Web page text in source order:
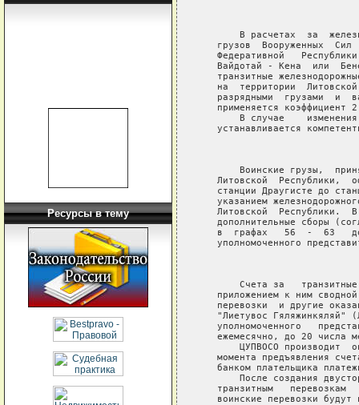
Ресурсы в тему
В расчетах  за
грузов  Вооруженных  Сил
Федеративной
Вайдотай - Кена  или
транзитные
на  территории
разрядными  грузами  и
применяется коэффициент
В случае
устанавливается
Воинские грузы,
Литовской  Республики,
станции Драугисте до
указанием
Литовской  Республики.
дополнительные сборы
в  графах   56  -  63
уполномоченного
Счета за
приложением к ним
перевозки  и другие
"Лиетувос Гяляжинкяляй"
уполномоченного
ежемесячно, до 20 числа
ЦУПВОСО производит
момента предъявления
банком плательщика
После создания
транзитным   перевозкам
воинские перевозки будут